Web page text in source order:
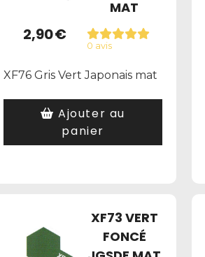
MAT
0 avis
2,90€
XF76 Gris Vert Japonais mat
Ajouter au
panier
XF73 VERT
FONCÉ